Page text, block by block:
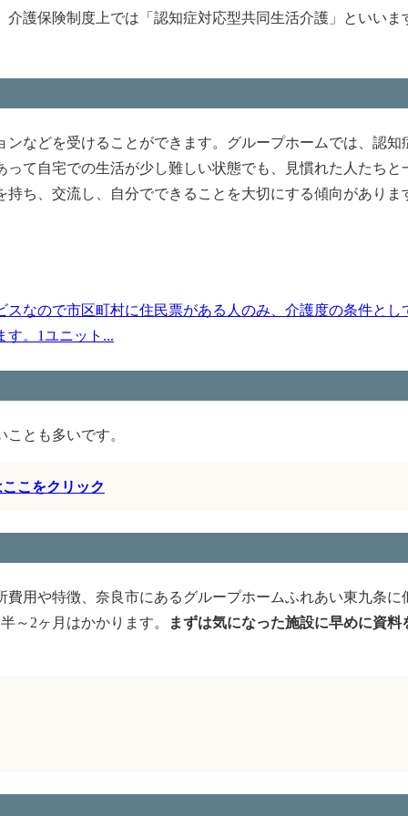
護保険制度上では「認知症対応型共同生活介護」といいま
などを受けることができます。グループホームでは、認知
て自宅での生活が少し難しい状態でも、見慣れた人たちと
ち、交流し、自分でできることを大切にする傾向がありま
なので市区町村に住民票がある人のみ、介護度の条件とし
す。1ユニット...
とも多いです。
こをクリック
用や特徴、奈良市にあるグループホームふれあい東九条に
～2ヶ月はかかります。
まずは気になった施設に早めに資料